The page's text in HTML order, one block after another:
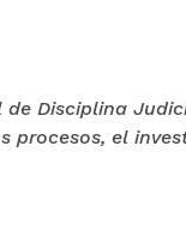
de Disciplina
procesos, el